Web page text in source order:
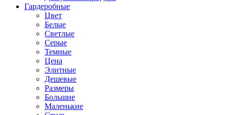
Гардеробные
Цвет
Белые
Светлые
Серые
Темные
Цена
Элитные
Дешевые
Размеры
Большие
Маленькие